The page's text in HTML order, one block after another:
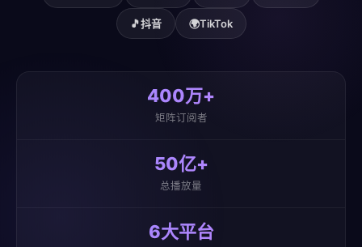
🎵抖音 🌍TikTok
400万+
矩阵订阅者
50亿+
总播放量
6大平台